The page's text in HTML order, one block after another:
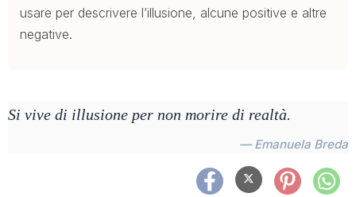
usare per descrivere l’illusione, alcune positive e altre
negative.
Si vive di illusione per non morire di realtà.
— Emanuela Breda